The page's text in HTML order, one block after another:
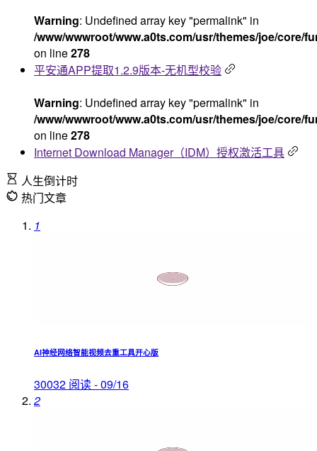
Warning: Undefined array key "permalink" in
/www/wwwroot/www.a0ts.com/usr/themes/joe/core/
on line278
平安通APP提取1.2.9版本-无机型校验
Warning: Undefined array key "permalink" in
/www/wwwroot/www.a0ts.com/usr/themes/joe/core/
on line278
Internet Download Manager（IDM）授权激活工具
人生倒计时
热门文章
1
AI神经网络智能视频去重工具开心版
30032 阅读 - 09/16
2